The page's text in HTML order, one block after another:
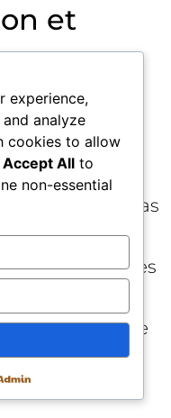
et
sur un
ne sont pas
leurs
de Reddit, des
académiques
d’une stratégie
et
que sur une
experience,
analyze
cookies to allow
Accept All to
non-essential